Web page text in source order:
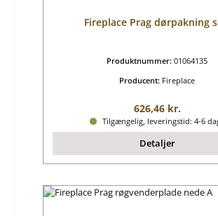
Fireplace Prag dørpakning
Produktnummer: 01064135
Producent: Fireplace
Almindelig pris:
626,46 kr.
Tilgængelig, leveringstid: 4-6
Detaljer